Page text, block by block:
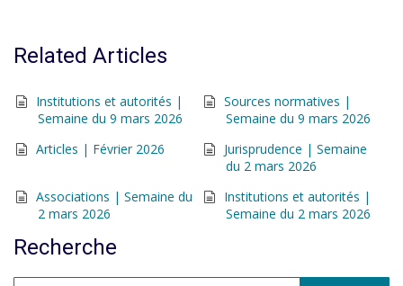
Related Articles
Institutions et autorités |
Semaine du 9 mars 2026
Sources normatives |
Semaine du 9 mars 2026
Articles | Février 2026
Jurisprudence | Semaine
du 2 mars 2026
Associations | Semaine du
2 mars 2026
Institutions et autorités |
Semaine du 2 mars 2026
Recherche